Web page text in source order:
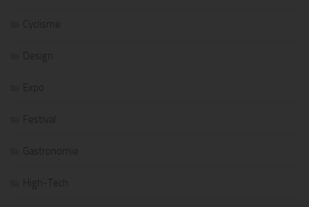
Cyclisme
Design
Expo
Festival
Gastronomie
High-Tech